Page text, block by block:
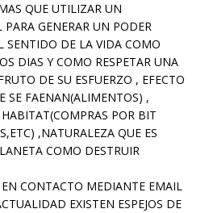
QUE UTILIZAR UN
GENERAR UN PODER
SENTIDO DE LA VIDA COMO
DIAS Y COMO RESPETAR UNA
DE SU ESFUERZO , EFECTO
SE FAENAN(ALIMENTOS) ,
POR BIT
,NATURALEZA QUE ES
COMO DESTRUIR
CONTACTO MEDIANTE EMAIL
EXISTEN ESPEJOS DE